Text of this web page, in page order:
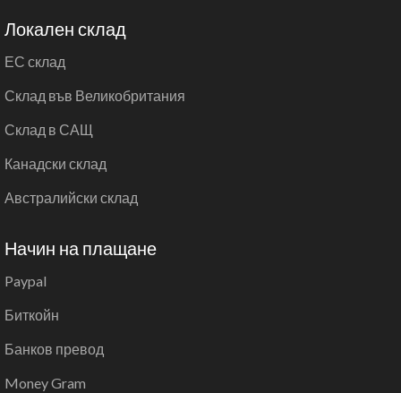
Локален склад
ЕС склад
Склад във Великобритания
Склад в САЩ
Канадски склад
Австралийски склад
Начин на плащане
Paypal
Биткойн
Банков превод
Money Gram